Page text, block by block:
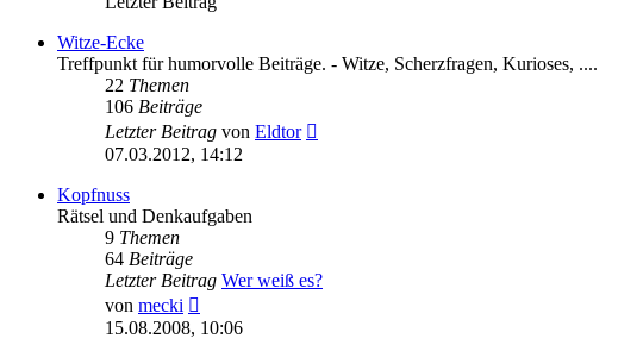
Witze-Ecke
Treffpunkt für humorvolle Beiträge. - Witze, Scherzfragen, Kurioses, ....
22 Themen
106 Beiträge
Letzter Beitrag von Eldtor
07.03.2012, 14:12
Kopfnuss
Rätsel und Denkaufgaben
9 Themen
64 Beiträge
Letzter Beitrag Wer weiß es?
von mecki
Beitrag
15.08.2008, 10:06